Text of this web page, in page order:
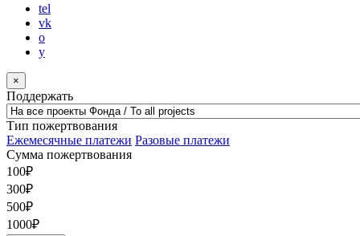
tel
vk
o
y
×
Поддержать
Тип пожертвования
Ежемесячные платежи Разовые платежи
Сумма пожертвования
100₽
300₽
500₽
1000₽